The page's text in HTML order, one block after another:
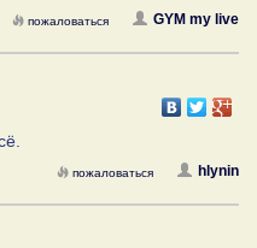
GYM my live
пожаловаться
hlynin
пожаловаться